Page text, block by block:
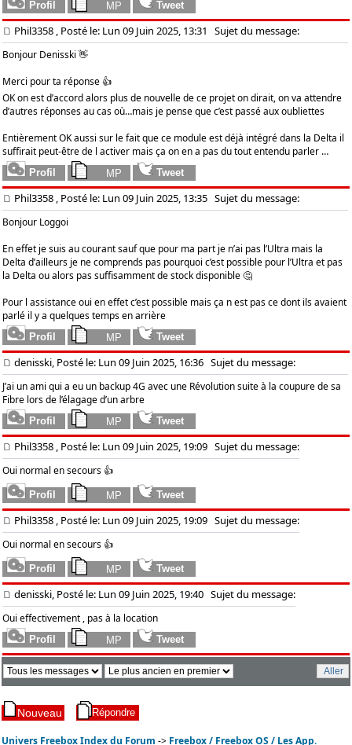
Phil3358 , Posté le: Lun 09 Juin 2025, 13:31 Sujet du message:
Bonjour Denisski 👋
Merci pour ta réponse 👍
OK on est d’accord alors plus de nouvelle de ce projet on dirait, on va attendre
d’autres réponses au cas où…mais je pense que c’est passé aux oubliettes
Entièrement OK aussi sur le fait que ce module est déjà intégré dans la Delta il
suffirait peut-être de l activer mais ça on en a pas du tout entendu parler …
Phil3358 , Posté le: Lun 09 Juin 2025, 13:35 Sujet du message:
Bonjour Loggoi
En effet je suis au courant sauf que pour ma part je n’ai pas l’Ultra mais la
Delta d’ailleurs je ne comprends pas pourquoi c’est possible pour l’Ultra et pas
la Delta ou alors pas suffisamment de stock disponible 🤔
Pour l assistance oui en effet c’est possible mais ça n est pas ce dont ils avaient
parlé il y a quelques temps en arrière
denisski, Posté le: Lun 09 Juin 2025, 16:36 Sujet du message:
J’ai un ami qui a eu un backup 4G avec une Révolution suite à la coupure de sa
Fibre lors de l’élagage d’un arbre
Phil3358 , Posté le: Lun 09 Juin 2025, 19:09 Sujet du message:
Oui normal en secours 👍
Phil3358 , Posté le: Lun 09 Juin 2025, 19:09 Sujet du message:
Oui normal en secours 👍
denisski, Posté le: Lun 09 Juin 2025, 19:40 Sujet du message:
Oui effectivement , pas à la location
Univers Freebox Index du Forum -> Freebox / Freebox OS / Les App.